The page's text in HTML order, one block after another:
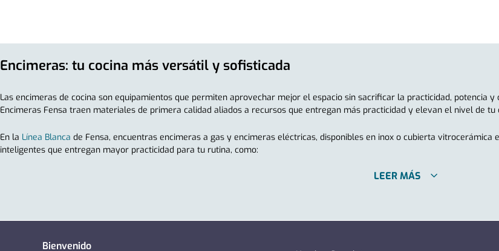
Encimeras: tu cocina más versátil y sofisticada
Las encimeras de cocina son equipamientos que permiten aprovechar mejor el espacio sin sacrificar la practicidad, potencia
Encimeras Fensa traen materiales de primera calidad aliados a recursos que entregan más practicidad y elevan el nivel de tu
En la Línea Blanca de Fensa, encuentras encimeras a gas y encimeras eléctricas, disponibles en inox o cubierta
inteligentes que entregan mayor practicidad para tu rutina, como:
LEER MÁS
Bienvenido